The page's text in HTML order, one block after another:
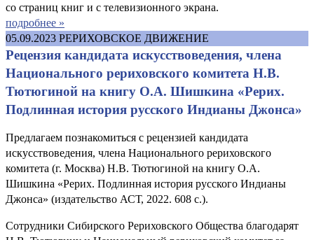
со страниц книг и с телевизионного экрана.
подробнее »
05.09.2023 РЕРИХОВСКОЕ ДВИЖЕНИЕ
Рецензия кандидата искусствоведения, члена
Национального рериховского комитета Н.В.
Тютюгиной на книгу О.А. Шишкина «Рерих.
Подлинная история русского Индианы Джонса»
Предлагаем познакомиться с рецензией кандидата
искусствоведения, члена Национального рериховского
комитета (г. Москва) Н.В. Тютюгиной на книгу О.А.
Шишкина «Рерих. Подлинная история русского Индианы
Джонса» (издательство АСТ, 2022. 608 с.).
Сотрудники Сибирского Рериховского Общества благодарят